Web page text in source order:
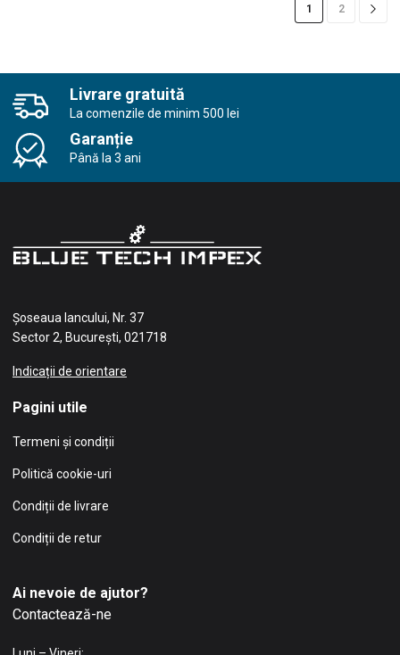
1 2
Livrare gratuită
La comenzile de minim 500 lei
Garanție
Până la 3 ani
Șoseaua Iancului, Nr. 37
Sector 2, București, 021718
Indicații de orientare
Pagini utile
Termeni și condiții
Politică cookie-uri
Condiții de livrare
Condiții de retur
Ai nevoie de ajutor?
Contactează-ne